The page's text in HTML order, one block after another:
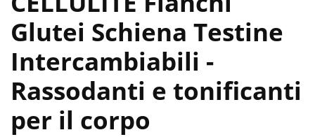
Glutei Schiena Testine
Intercambiabili -
Rassodanti e tonificanti
per il corpo